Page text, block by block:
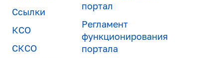
Ссылки
КСО
СКСО
портал
Регламент
функционирования
портала